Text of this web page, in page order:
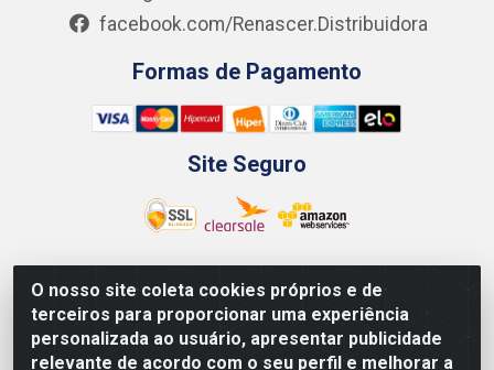
O nosso site coleta cookies próprios e de
terceiros para proporcionar uma experiência
personalizada ao usuário, apresentar publicidade
relevante de acordo com o seu perfil e melhorar a
facebook.com/Renascer.Distribuidora
Formas de Pagamento
Site Seguro
Renascer Distribuidora - Rua São Miguel, 1845 -
Afogados - Recife / PE - CEP 50850-000 - CNPJ
07.264.693/0001-79